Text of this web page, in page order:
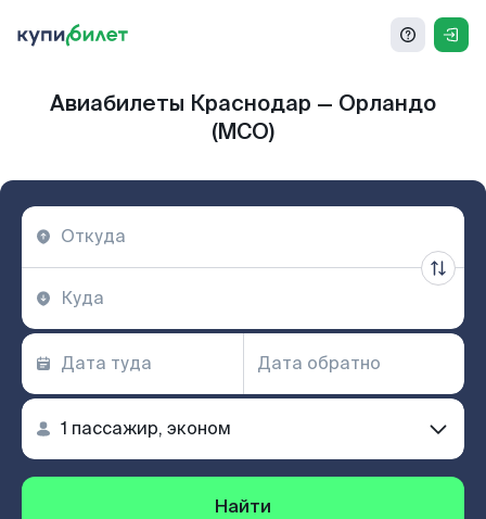
Авиабилеты Краснодар — Орландо
(MCO)
Найти